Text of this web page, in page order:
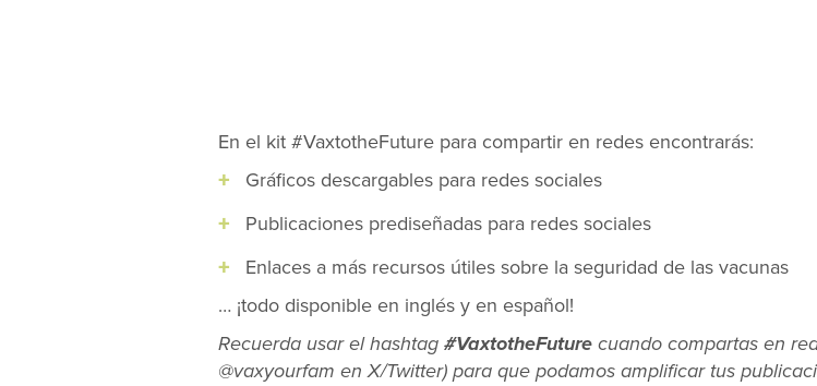
En el kit #VaxtotheFuture para compartir en redes encontrarás:
Gráficos descargables para redes sociales
Publicaciones prediseñadas para redes sociales
Enlaces a más recursos útiles sobre la seguridad de las vacunas
… ¡todo disponible en inglés y en español!
Recuerda usar el hashtag#VaxtotheFuturecuando compartas en
@vaxyourfam en X/Twitter) para que podamos amplificar tus